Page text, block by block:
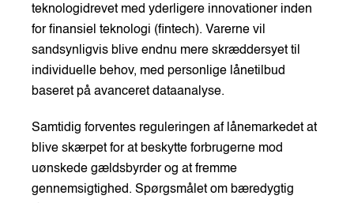
teknologidrevet med yderligere innovationer inden
for finansiel teknologi (fintech). Varerne vil
sandsynligvis blive endnu mere skræddersyet til
individuelle behov, med personlige lånetilbud
baseret på avanceret dataanalyse.
Samtidig forventes reguleringen af lånemarkedet at
blive skærpet for at beskytte forbrugerne mod
uønskede gældsbyrder og at fremme
gennemsigtighed. Spørgsmålet om bæredygtig